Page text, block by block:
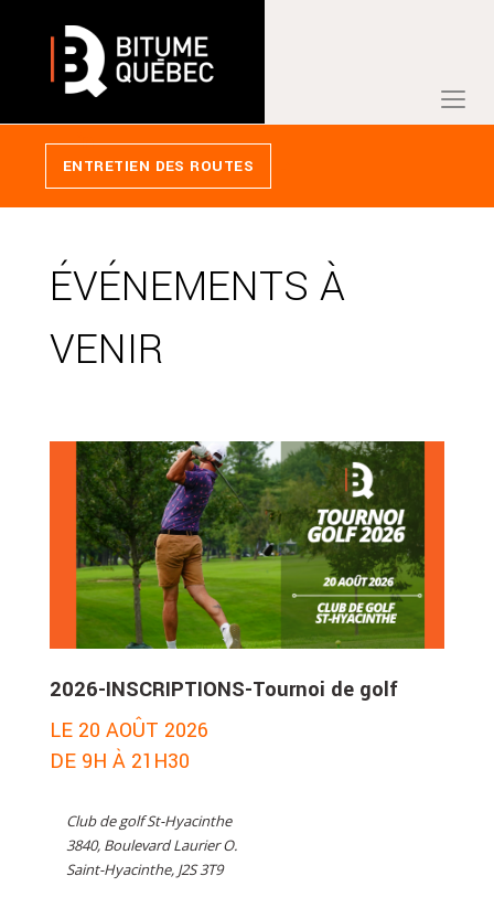
ENTRETIEN DES ROUTES
ÉVÉNEMENTS À
VENIR
2026-INSCRIPTIONS-Tournoi de golf
LE 20 AOÛT 2026
DE 9H À 21H30
Club de golf St-Hyacinthe
3840, Boulevard Laurier O.
Saint-Hyacinthe, J2S 3T9